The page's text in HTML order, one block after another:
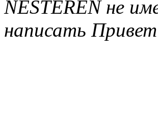
NESTEREN не
написать